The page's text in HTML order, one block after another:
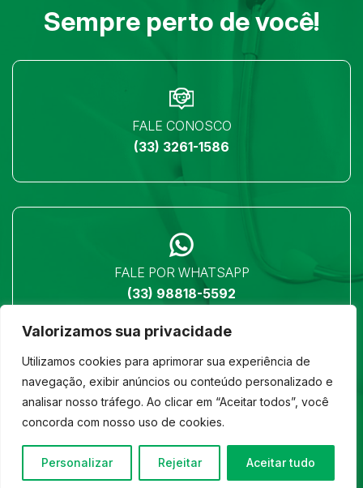
Valorizamos sua privacidade
Utilizamos cookies para aprimorar sua experiência de
navegação, exibir anúncios ou conteúdo personalizado e
analisar nosso tráfego. Ao clicar em “Aceitar todos”, você
concorda com nosso uso de cookies.
Personalizar Rejeitar Aceitar tudo
Sempre perto de você!
FALE CONOSCO
(33) 3261-1586
FALE POR WHATSAPP
(33) 98818-5592
LOCALIZAÇÃO